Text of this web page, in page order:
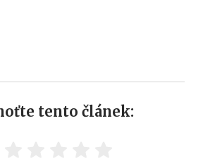
tento článek: